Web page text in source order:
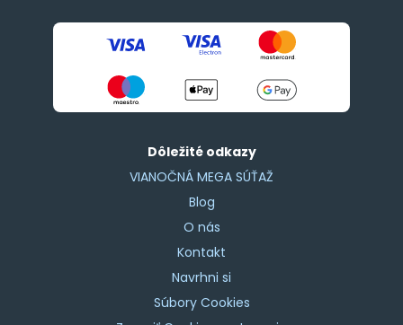
Dôležité odkazy
VIANOČNÁ MEGA SÚŤAŽ
Blog
O nás
Kontakt
Navrhni si
Súbory Cookies